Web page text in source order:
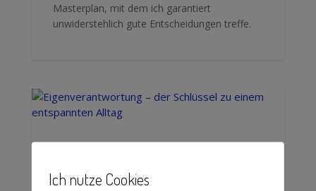
Masterplan, mit dem ich garantiert
unwiderstehlich gute Entscheidungen treffe.
mehr lesen
Ich nutze Cookies